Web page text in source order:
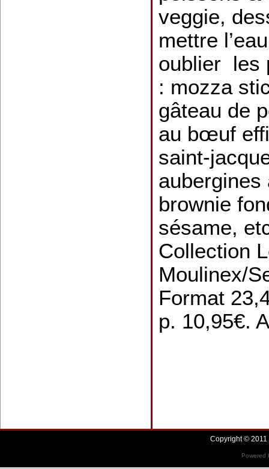
veggie,
mettre
oublier les
: mozza
gâteau de
au bœuf
saint-
aubergines
brownie
sésame,
Collection
Moulinex/
Format
p. 10,95€.
Copyright © 2011
Powered